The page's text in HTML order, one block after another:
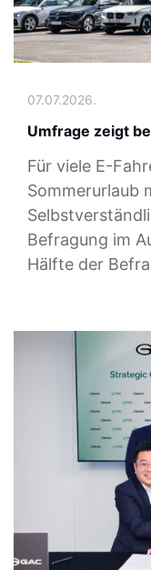
07.07.2026.
Umfrage zeigt
Für viele E-
Sommerurlaub
Befragung im
Hälfte der